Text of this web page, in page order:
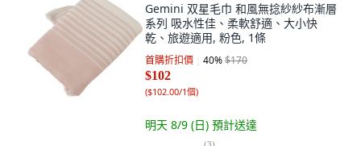
Gemini 双星毛巾 和風無捻紗紗布漸層
系列 吸水性佳、柔軟舒適、大小快
乾、旅遊適用, 粉色, 1條
首購折扣價 40%$170
$102
($102.00/1個)
明天 8/9 (日) 預計送達
(3)